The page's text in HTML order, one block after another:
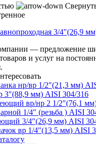
3/4"(26,9
— предложение
и услуг на
нр/вр 1/2″(21,3 мм)
3″(88,9 мм) AISI 304/316
вр/нр 2 1/2″(76,1
1/4″ (резьба ) AISI
3/4″(26,9 мм) AISI
вр 1/4″(13,5 мм) AISI